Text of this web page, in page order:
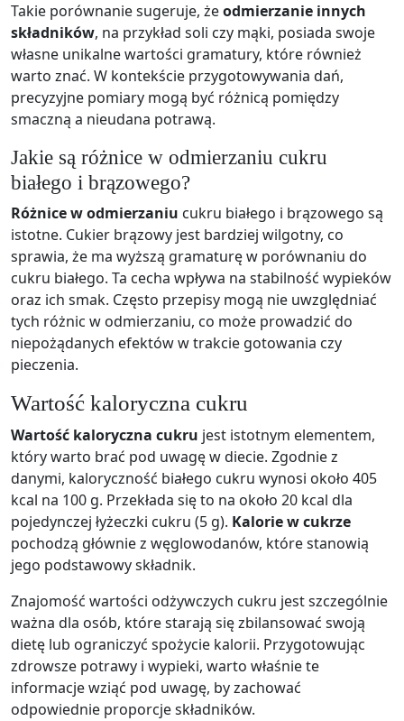
Takie porównanie sugeruje, żeodmierzanie innych
składników, na przykład soli czy mąki, posiada swoje
własne unikalne wartości gramatury, które również
warto znać. W kontekście przygotowywania dań,
precyzyjne pomiary mogą być różnicą pomiędzy
smaczną a nieudana potrawą.
Jakie są różnice w odmierzaniu cukru
białego i brązowego?
Różnice w odmierzaniu cukru białego i brązowego są
istotne. Cukier brązowy jest bardziej wilgotny, co
sprawia, że ma wyższą gramaturę w porównaniu do
cukru białego. Ta cecha wpływa na stabilność wypieków
oraz ich smak. Często przepisy mogą nie uwzględniać
tych różnic w odmierzaniu, co może prowadzić do
niepożądanych efektów w trakcie gotowania czy
pieczenia.
Wartość kaloryczna cukru
Wartość kaloryczna cukru jest istotnym elementem,
który warto brać pod uwagę w diecie. Zgodnie z
danymi, kaloryczność białego cukru wynosi około 405
kcal na 100 g. Przekłada się to na około 20 kcal dla
pojedynczej łyżeczki cukru (5 g). Kalorie w cukrze
pochodzą głównie z węglowodanów, które stanowią
jego podstawowy składnik.
Znajomość wartości odżywczych cukru jest szczególnie
ważna dla osób, które starają się zbilansować swoją
dietę lub ograniczyć spożycie kalorii. Przygotowując
zdrowsze potrawy i wypieki, warto właśnie te
informacje wziąć pod uwagę, by zachować
odpowiednie proporcje składników.